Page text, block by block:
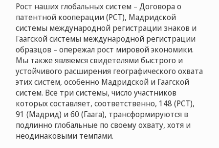
Рост наших глобальных систем – Договора о
патентной кооперации (PCT), Мадридской
системы международной регистрации знаков и
Гаагской системы международной регистрации
образцов – опережал рост мировой экономики.
Мы также являемся свидетелями быстрого и
устойчивого расширения географического охвата
этих систем, особенно Мадридской и Гаагской
систем. Все три системы, число участников
которых составляет, соответственно, 148 (PCT),
91 (Мадрид) и 60 (Гаага), трансформируются в
подлинно глобальные по своему охвату, хотя и
неодинаковыми темпами.